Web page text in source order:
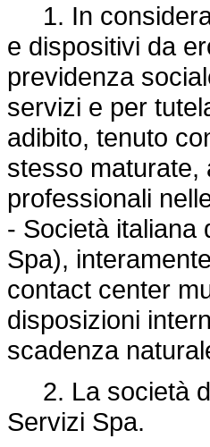
1. In
e dispositivi da
previdenza
servizi e per
adibito, tenuto
stesso maturate,
professionali
- Società italiana
Spa),
contact center
disposizioni
scadenza
2. La società di
Servizi Spa.